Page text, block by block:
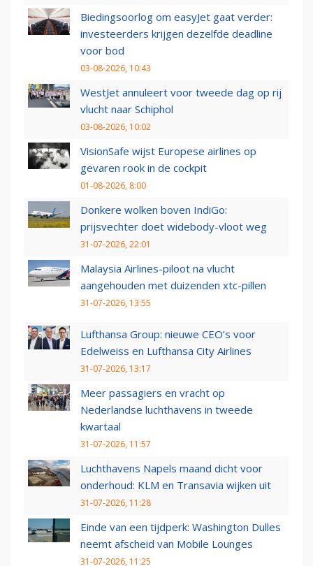
Biedingsoorlog om easyJet gaat verder:
investeerders krijgen dezelfde deadline
voor bod
03-08-2026, 10:43
WestJet annuleert voor tweede dag op rij
vlucht naar Schiphol
03-08-2026, 10:02
VisionSafe wijst Europese airlines op
gevaren rook in de cockpit
01-08-2026, 8:00
Donkere wolken boven IndiGo:
prijsvechter doet widebody-vloot weg
31-07-2026, 22:01
Malaysia Airlines-piloot na vlucht
aangehouden met duizenden xtc-pillen
31-07-2026, 13:55
Lufthansa Group: nieuwe CEO’s voor
Edelweiss en Lufthansa City Airlines
31-07-2026, 13:17
Meer passagiers en vracht op
Nederlandse luchthavens in tweede
kwartaal
31-07-2026, 11:57
Luchthavens Napels maand dicht voor
onderhoud: KLM en Transavia wijken uit
31-07-2026, 11:28
Einde van een tijdperk: Washington Dulles
neemt afscheid van Mobile Lounges
31-07-2026, 11:25